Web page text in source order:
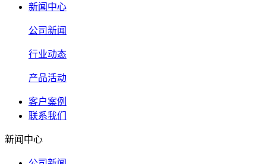
新闻中心
公司新闻
行业动态
产品活动
客户案例
联系我们
新闻中心